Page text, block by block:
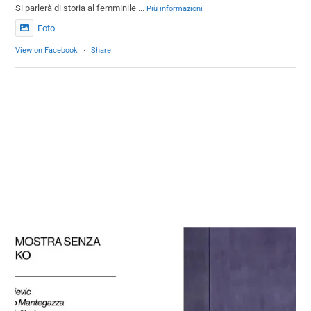
Si parlerà di storia al femminile ... Più informazioni
Foto
View on Facebook · Share